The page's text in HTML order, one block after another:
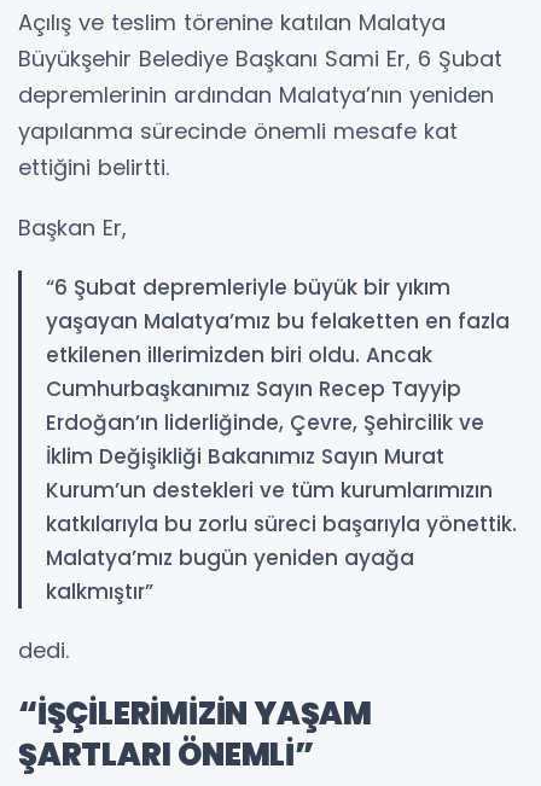
Açılış ve teslim törenine katılan Malatya
Büyükşehir Belediye Başkanı Sami Er, 6 Şubat
depremlerinin ardından Malatya’nın yeniden
yapılanma sürecinde önemli mesafe kat
ettiğini belirtti.
Başkan Er,
“6 Şubat depremleriyle büyük bir yıkım
yaşayan Malatya’mız bu felaketten en fazla
etkilenen illerimizden biri oldu. Ancak
Cumhurbaşkanımız Sayın Recep Tayyip
Erdoğan’ın liderliğinde, Çevre, Şehircilik ve
İklim Değişikliği Bakanımız Sayın Murat
Kurum’un destekleri ve tüm kurumlarımızın
katkılarıyla bu zorlu süreci başarıyla yönettik.
Malatya’mız bugün yeniden ayağa
kalkmıştır”
dedi.
“İŞÇİLERİMİZİN YAŞAM
ŞARTLARI ÖNEMLİ”